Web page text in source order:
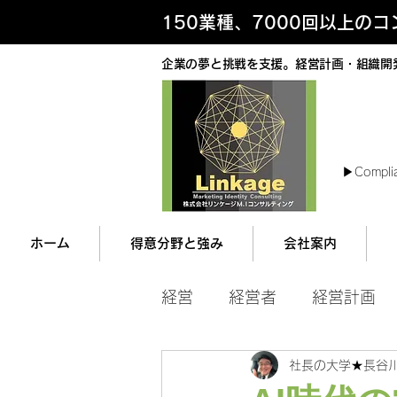
150業種、7000回以上のコ
企業の夢と挑戦を支援。経営計画・組織
ホーム 得意分野と強み 会社案内
経営 経営者 経営計画
マネジメント 営業ツー
社長の大学★長谷